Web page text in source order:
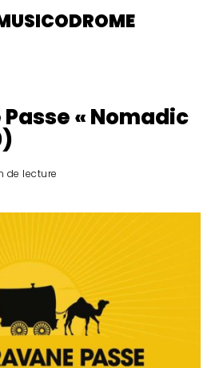
« Nomadic
de lecture